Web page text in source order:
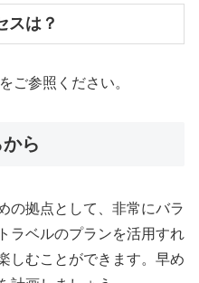
スは？
ご参照ください。
ら
の拠点として、非常にバラ
ラベルのプランを活用すれ
しむことができます。早め